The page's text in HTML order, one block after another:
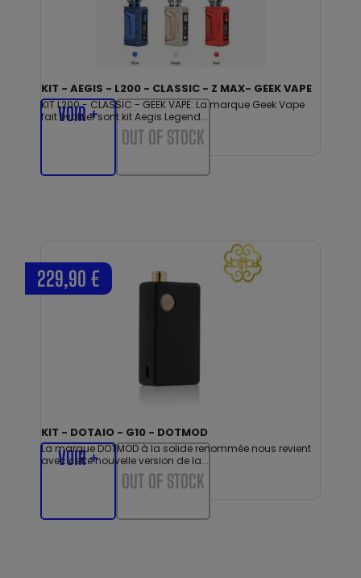
KIT - AEGIS - L200 - CLASSIC - Z MAX- GEEK VAPE
KIT L200 - CLASSIC - GEEK VAPE: La marque Geek Vape
fait évoluer sont kit Aegis Legend...
VOIR +
OUT OF STOCK
KIT - DOTAIO - G10 - DOTMOD
La marque DOTMOD à la solide renommée nous revient
avec cette nouvelle version de la...
229,90 €
VOIR +
OUT OF STOCK